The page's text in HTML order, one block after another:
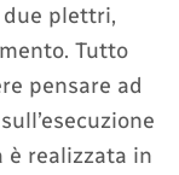
plettri,
Tutto
pensare ad
realizzata in